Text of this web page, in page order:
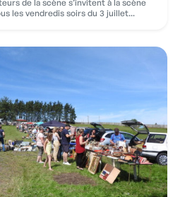
de la scène s’invitent à la scène
les vendredis soirs du 3 juillet...